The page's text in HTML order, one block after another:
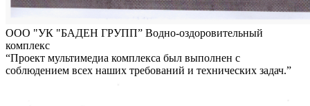
ООО "УК "БАДЕН ГРУПП” Водно-оздоровительный
комплекс
“Проект мультимедиа комплекса был выполнен с
соблюдением всех наших требований и технических задач.”